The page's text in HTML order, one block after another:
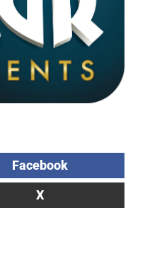
Facebook
X